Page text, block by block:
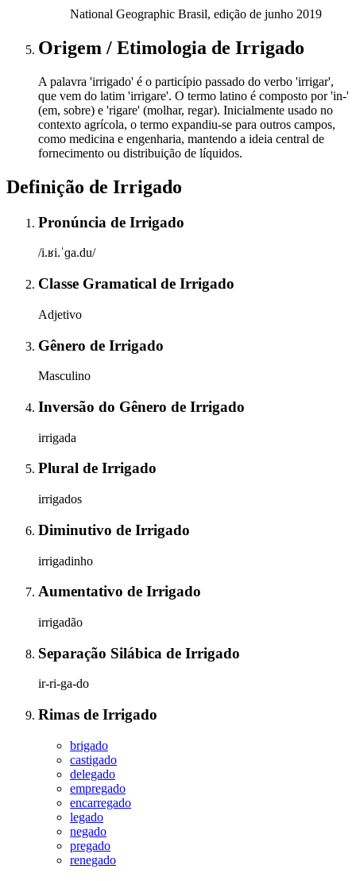
National Geographic Brasil, edição de junho 2019
Origem / Etimologia de Irrigado
A palavra 'irrigado' é o particípio passado do verbo 'irrigar',
que vem do latim 'irrigare'. O termo latino é composto por 'in-'
(em, sobre) e 'rigare' (molhar, regar). Inicialmente usado no
contexto agrícola, o termo expandiu-se para outros campos,
como medicina e engenharia, mantendo a ideia central de
fornecimento ou distribuição de líquidos.
Definição de Irrigado
Pronúncia de Irrigado
/i.ʁi.ˈɡa.du/
Classe Gramatical de Irrigado
Adjetivo
Gênero de Irrigado
Masculino
Inversão do Gênero de Irrigado
irrigada
Plural de Irrigado
irrigados
Diminutivo de Irrigado
irrigadinho
Aumentativo de Irrigado
irrigadão
Separação Silábica de Irrigado
ir-ri-ga-do
Rimas de Irrigado
brigado
castigado
delegado
empregado
encarregado
legado
negado
pregado
renegado